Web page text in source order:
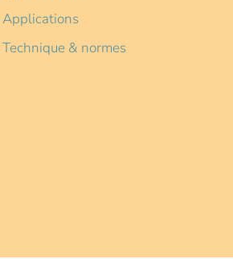
Applications
Technique & normes